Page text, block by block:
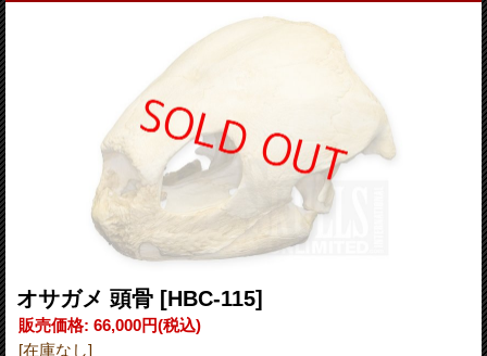
オサガメ 頭骨 [HBC-115]
販売価格: 66,000円(税込)
[在庫なし]